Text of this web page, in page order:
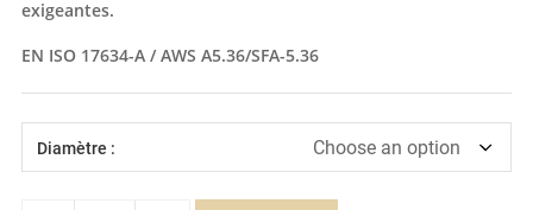
exigeantes.
EN ISO 17634-A / AWS A5.36/SFA-5.36
Diamètre :